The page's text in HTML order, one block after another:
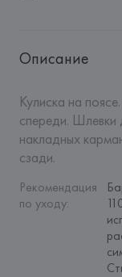
Описание
Кулиска на
спереди.
накладных
сзади.
Рекомендация
по уходу: